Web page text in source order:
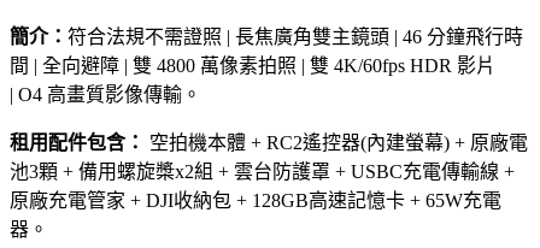
簡介： 符合法規不需證照 | 長焦廣角雙主鏡頭 | 46 分鐘飛行時
間 | 全向避障 | 雙 4800 萬像素拍照 | 雙 4K/60fps HDR 影片
| O4 高畫質影像傳輸。
租用配件包含：
空拍機本體 + RC2遙控器(內建螢幕) + 原廠電
池3顆 + 備用螺旋槳x2組 + 雲台防護罩 + USBC充電傳輸線 +
原廠充電管家 + DJI收納包 + 128GB高速記憶卡 + 65W充電
器。